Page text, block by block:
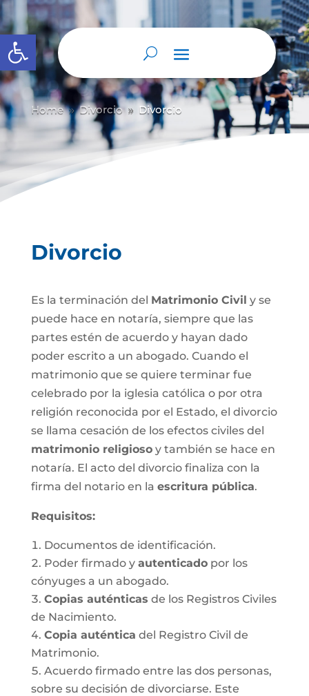
Abrir barra de herramientas
Home 9 Divorcio 9 Divorcio
Divorcio
Es la terminación del Matrimonio Civil y se
puede hace en notaría, siempre que las
partes estén de acuerdo y hayan dado
poder escrito a un abogado. Cuando el
matrimonio que se quiere terminar fue
celebrado por la iglesia católica o por otra
religión reconocida por el Estado, el divorcio
se llama cesación de los efectos civiles del
matrimonio religiosoy también se hace en
notaría. El acto del divorcio finaliza con la
firma del notario en la escritura pública.
Requisitos:
Documentos de identificación.
Poder firmado y autenticadopor los
cónyuges a un abogado.
Copias auténticas de los Registros Civiles
de Nacimiento.
Copia auténtica del Registro Civil de
Matrimonio.
Acuerdo firmado entre las dos personas,
sobre su decisión de divorciarse. Este